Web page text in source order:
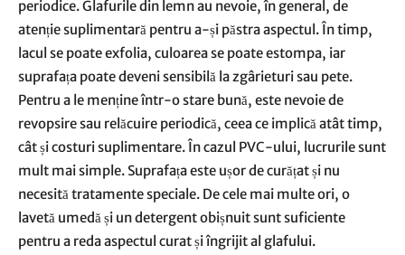
periodice. Glafurile din lemn au nevoie, în general, de
atenție suplimentară pentru a-și păstra aspectul. În timp,
lacul se poate exfolia, culoarea se poate estompa, iar
suprafața poate deveni sensibilă la zgârieturi sau pete.
Pentru a le menține într-o stare bună, este nevoie de
revopsire sau relăcuire periodică, ceea ce implică atât timp,
cât și costuri suplimentare. În cazul PVC-ului, lucrurile sunt
mult mai simple. Suprafața este ușor de curățat și nu
necesită tratamente speciale. De cele mai multe ori, o
lavetă umedă și un detergent obișnuit sunt suficiente
pentru a reda aspectul curat și îngrijit al glafului.